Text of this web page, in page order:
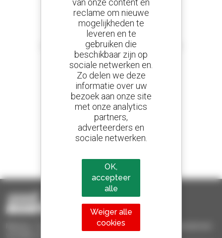
Stel meldingen in
en ontvang advertenties van tweedehandsmaterieel
800 dealers
Manitou wereldwijd
Verkocht in de wereld is een manitou
Manitou Tweedehands - Tweedehands behandelingsmaterieel :
van onze content en
reclame om nieuwe
mogelijkheden te
leveren en te
gebruiken die
beschikbaar zijn op
sociale netwerken en.
Zo delen we deze
informatie over uw
bezoek aan onze site
met onze analytics
partners,
adverteerders en
sociale netwerken.
OK,
accepteer
alle
Weiger alle
cookies